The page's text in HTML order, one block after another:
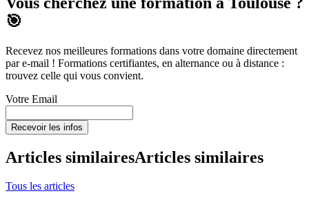
🎯
Recevez nos meilleures formations dans votre domaine directement
par e-mail ! Formations certifiantes, en alternance ou à distance :
trouvez celle qui vous convient.
Votre Email
Recevoir les infos
Articles similairesArticles similaires
Tous les articles